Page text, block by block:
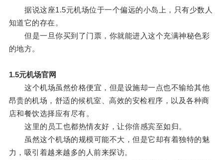
据说这座1.5元机场位于一个偏远的小岛上，只有少数人
知道它的存在。
但是一旦你买到了门票，你就能进入这个充满神秘色彩
的地方。
1.5元机场官网
这个机场虽然价格便宜，但是设施却一点也不输给其他
昂贵的机场，舒适的候机室、高效的安检程序，以及各种商
店和餐饮选择应有尽有。
这里的员工也都热情友好，让你倍感宾至如归。
虽然这个机场的规模可能不大，但是它却有着独特的魅
力，吸引着越来越多的人前来探访。